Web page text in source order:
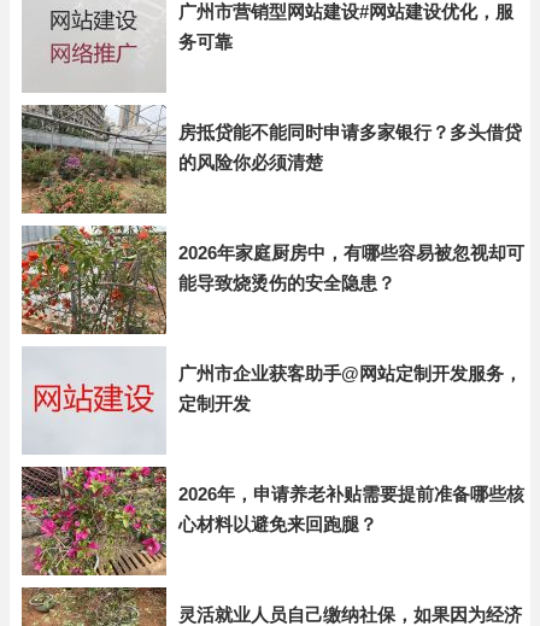
广州市营销型网站建设#网站建设优化，服
务可靠
房抵贷能不能同时申请多家银行？多头借贷
的风险你必须清楚
2026年家庭厨房中，有哪些容易被忽视却可
能导致烧烫伤的安全隐患？
广州市企业获客助手@网站定制开发服务，
定制开发
2026年，申请养老补贴需要提前准备哪些核
心材料以避免来回跑腿？
灵活就业人员自己缴纳社保，如果因为经济